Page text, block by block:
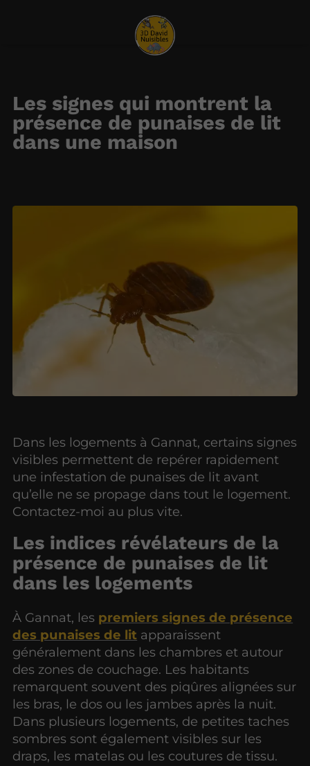
Les signes qui montrent la
présence de punaises de lit
dans une maison
Dans les logements à Gannat, certains signes
visibles permettent de repérer rapidement
une infestation de punaises de lit avant
qu’elle ne se propage dans tout le logement.
Contactez-moi au plus vite.
Les indices révélateurs de la
présence de punaises de lit
dans les logements
À Gannat, les premiers signes de présence
des punaises de lit apparaissent
généralement dans les chambres et autour
des zones de couchage. Les habitants
remarquent souvent des piqûres alignées sur
les bras, le dos ou les jambes après la nuit.
Dans plusieurs logements, de petites taches
sombres sont également visibles sur les
draps, les matelas ou les coutures de tissu.